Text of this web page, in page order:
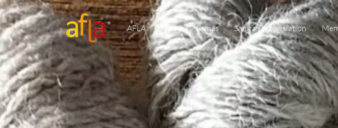
AFLA Alpagas – Lamas Sanitaire/Législation